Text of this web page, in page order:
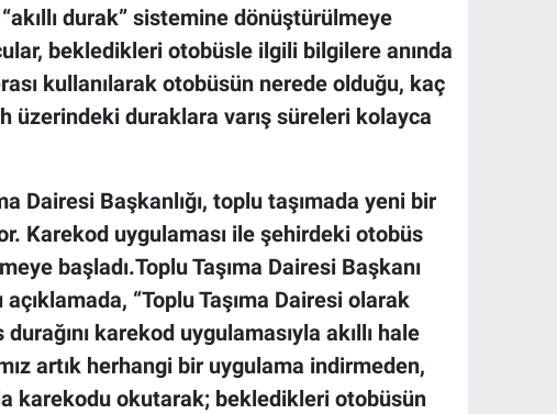
durak” sistemine dönüştürülmeye
bekledikleri otobüsle ilgili bilgilere anında
kullanılarak otobüsün nerede olduğu, kaç
üzerindeki duraklara varış süreleri kolayca
Dairesi Başkanlığı, toplu taşımada yeni bir
Karekod uygulaması ile şehirdeki otobüs
başladı.Toplu Taşıma Dairesi Başkanı
“Toplu Taşıma Dairesi olarak
karekod uygulamasıyla akıllı hale
artık herhangi bir uygulama indirmeden,
karekodu okutarak; bekledikleri otobüsün